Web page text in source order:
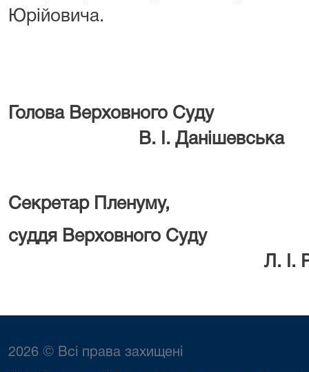
Юрійовича.
Голова
В. І. Данішевська
Секретар Пленуму,
суддя
Л. І.
2026 © Всі права захищені